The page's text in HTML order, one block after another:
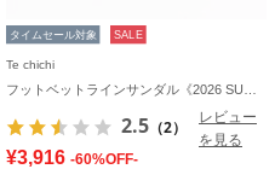
タイムセール対象 SALE
Te chichi
2.5 （2）
レビュー
を見る
¥3,916 -60%OFF-